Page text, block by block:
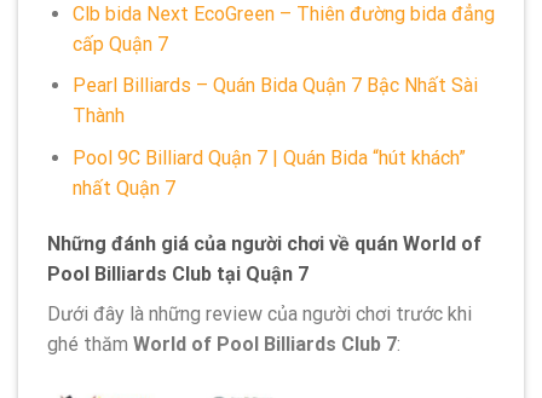
Clb bida Next EcoGreen – Thiên đường bida đẳng
cấp Quận 7
Pearl Billiards – Quán Bida Quận 7 Bậc Nhất Sài
Thành
Pool 9C Billiard Quận 7 | Quán Bida “hút khách”
nhất Quận 7
Những đánh giá của người chơi về quán World of
Pool Billiards Club tại Quận 7
Dưới đây là những review của người chơi trước khi
ghé thăm World of Pool Billiards Club 7: